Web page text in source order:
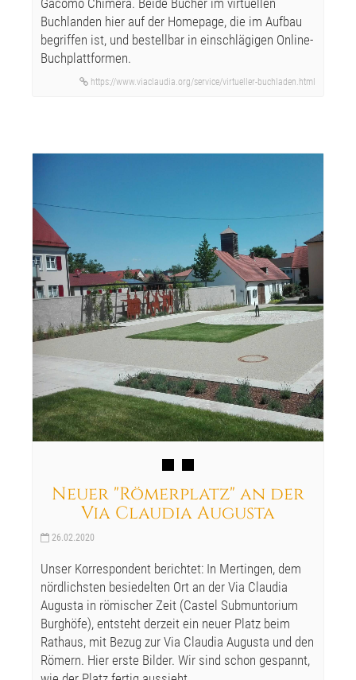
Gacomo Chimera. Beide Bücher im virtuellen
Buchlanden hier auf der Homepage, die im Aufbau
begriffen ist, und bestellbar in einschlägigen Online-
Buchplattformen.
https://www.viaclaudia.org/service/virtueller-buchladen.html
Neuer "Römerplatz" an der
Via Claudia Augusta
26.02.2020
Unser Korrespondent berichtet: In Mertingen, dem
nördlichsten besiedelten Ort an der Via Claudia
Augusta in römischer Zeit (Castel Submuntorium
Burghöfe), entsteht derzeit ein neuer Platz beim
Rathaus, mit Bezug zur Via Claudia Augusta und den
Römern. Hier erste Bilder. Wir sind schon gespannt,